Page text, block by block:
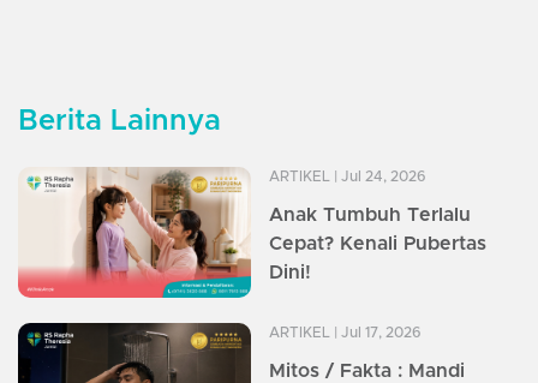
Berita Lainnya
ARTIKEL | Jul 24, 2026
Anak Tumbuh Terlalu
Cepat? Kenali Pubertas
Dini!
ARTIKEL | Jul 17, 2026
Mitos / Fakta : Mandi